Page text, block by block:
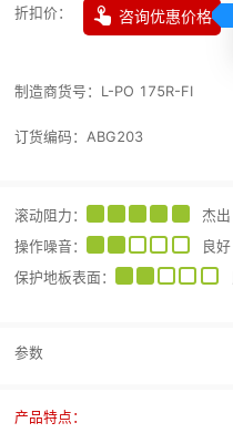
折扣价：  咨询优惠价格
制造商货号： L-PO 175R-FI
订货编码： ABG203
滚动阻力 ：
杰出
操作噪音 ：
良好
保护地板表面 ：
参数
产品特点：